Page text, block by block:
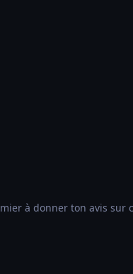
à donner ton avis sur